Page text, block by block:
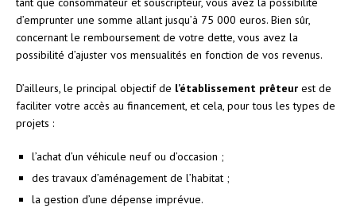
d’emprunter une somme allant jusqu’à 75 000 euros. Bien sûr,
concernant le remboursement de votre dette, vous avez la
possibilité d’ajuster vos mensualités en fonction de vos revenus.
D’ailleurs, le principal objectif de l’établissement prêteur est de
faciliter votre accès au financement, et cela, pour tous les types de
projets :
l’achat d’un véhicule neuf ou d’occasion ;
des travaux d’aménagement de l’habitat ;
la gestion d’une dépense imprévue.